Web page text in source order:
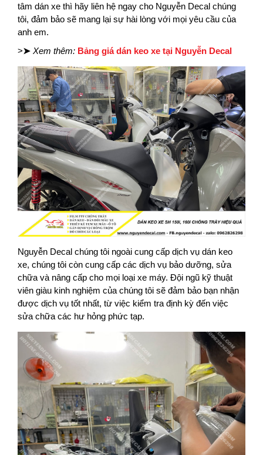
tâm dán xe thì hãy liên hệ ngay cho Nguyễn Decal chúng
tôi, đảm bảo sẽ mang lại sự hài lòng với mọi yêu cầu của
anh em.
>➤ Xem thêm: Bảng giá dán keo xe tại Nguyễn Decal
Nguyễn Decal chúng tôi ngoài cung cấp dịch vụ dán keo
xe, chúng tôi còn cung cấp các dịch vụ bảo dưỡng, sửa
chữa và nâng cấp cho mọi loại xe máy. Đội ngũ kỹ thuật
viên giàu kinh nghiệm của chúng tôi sẽ đảm bảo bạn nhận
được dịch vụ tốt nhất, từ việc kiểm tra định kỳ đến việc
sửa chữa các hư hỏng phức tạp.